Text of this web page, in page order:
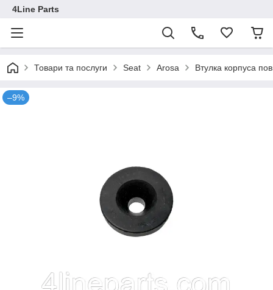
4Line Parts
Товари та послуги Seat Arosa Втулка корпуса
–9%